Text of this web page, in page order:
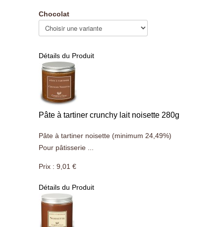
Chocolat
Détails du Produit
Pâte à tartiner crunchy lait noisette 280g
Pâte à tartiner noisette (minimum 24,49%)
Pour pâtisserie ...
Prix : 9,01 €
Détails du Produit